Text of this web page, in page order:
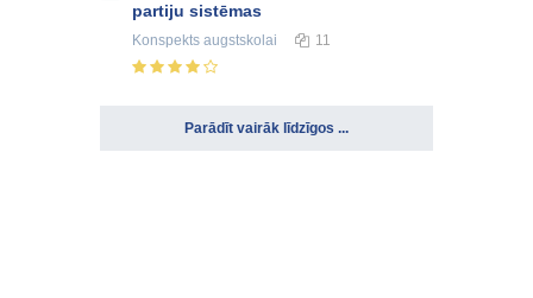
partiju sistēmas
Konspekts augstskolai 11
Parādīt vairāk līdzīgos ...